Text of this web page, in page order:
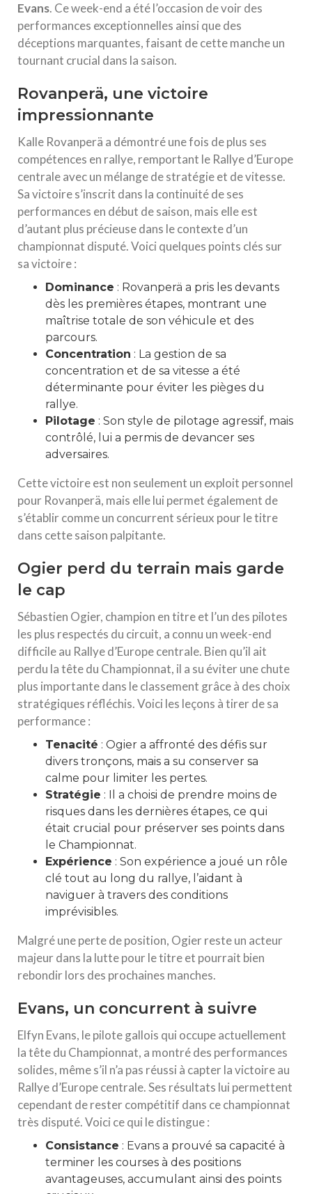
Evans. Ce week-end a été l’occasion de voir des
performances exceptionnelles ainsi que des
déceptions marquantes, faisant de cette manche un
tournant crucial dans la saison.
Rovanperä, une victoire
impressionnante
Kalle Rovanperä a démontré une fois de plus ses
compétences en rallye, remportant le Rallye d’Europe
centrale avec un mélange de stratégie et de vitesse.
Sa victoire s’inscrit dans la continuité de ses
performances en début de saison, mais elle est
d’autant plus précieuse dans le contexte d’un
championnat disputé. Voici quelques points clés sur
sa victoire :
Dominance : Rovanperä a pris les devants
dès les premières étapes, montrant une
maîtrise totale de son véhicule et des
parcours.
Concentration : La gestion de sa
concentration et de sa vitesse a été
déterminante pour éviter les pièges du
rallye.
Pilotage : Son style de pilotage agressif, mais
contrôlé, lui a permis de devancer ses
adversaires.
Cette victoire est non seulement un exploit personnel
pour Rovanperä, mais elle lui permet également de
s’établir comme un concurrent sérieux pour le titre
dans cette saison palpitante.
Ogier perd du terrain mais garde
le cap
Sébastien Ogier, champion en titre et l’un des pilotes
les plus respectés du circuit, a connu un week-end
difficile au Rallye d’Europe centrale. Bien qu’il ait
perdu la tête du Championnat, il a su éviter une chute
plus importante dans le classement grâce à des choix
stratégiques réfléchis. Voici les leçons à tirer de sa
performance :
Tenacité : Ogier a affronté des défis sur
divers tronçons, mais a su conserver sa
calme pour limiter les pertes.
Stratégie : Il a choisi de prendre moins de
risques dans les dernières étapes, ce qui
était crucial pour préserver ses points dans
le Championnat.
Expérience : Son expérience a joué un rôle
clé tout au long du rallye, l’aidant à
naviguer à travers des conditions
imprévisibles.
Malgré une perte de position, Ogier reste un acteur
majeur dans la lutte pour le titre et pourrait bien
rebondir lors des prochaines manches.
Evans, un concurrent à suivre
Elfyn Evans, le pilote gallois qui occupe actuellement
la tête du Championnat, a montré des performances
solides, même s’il n’a pas réussi à capter la victoire au
Rallye d’Europe centrale. Ses résultats lui permettent
cependant de rester compétitif dans ce championnat
très disputé. Voici ce qui le distingue :
Consistance : Evans a prouvé sa capacité à
terminer les courses à des positions
avantageuses, accumulant ainsi des points